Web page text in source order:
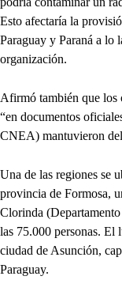
Esto afectaría la
Paraguay y Paraná a lo
organización.
Afirmó también que los
“en documentos
CNEA) mantuvieron
Una de las regiones se
provincia de Formosa,
Clorinda
las 75.000 personas. El
ciudad de Asunción,
Paraguay.